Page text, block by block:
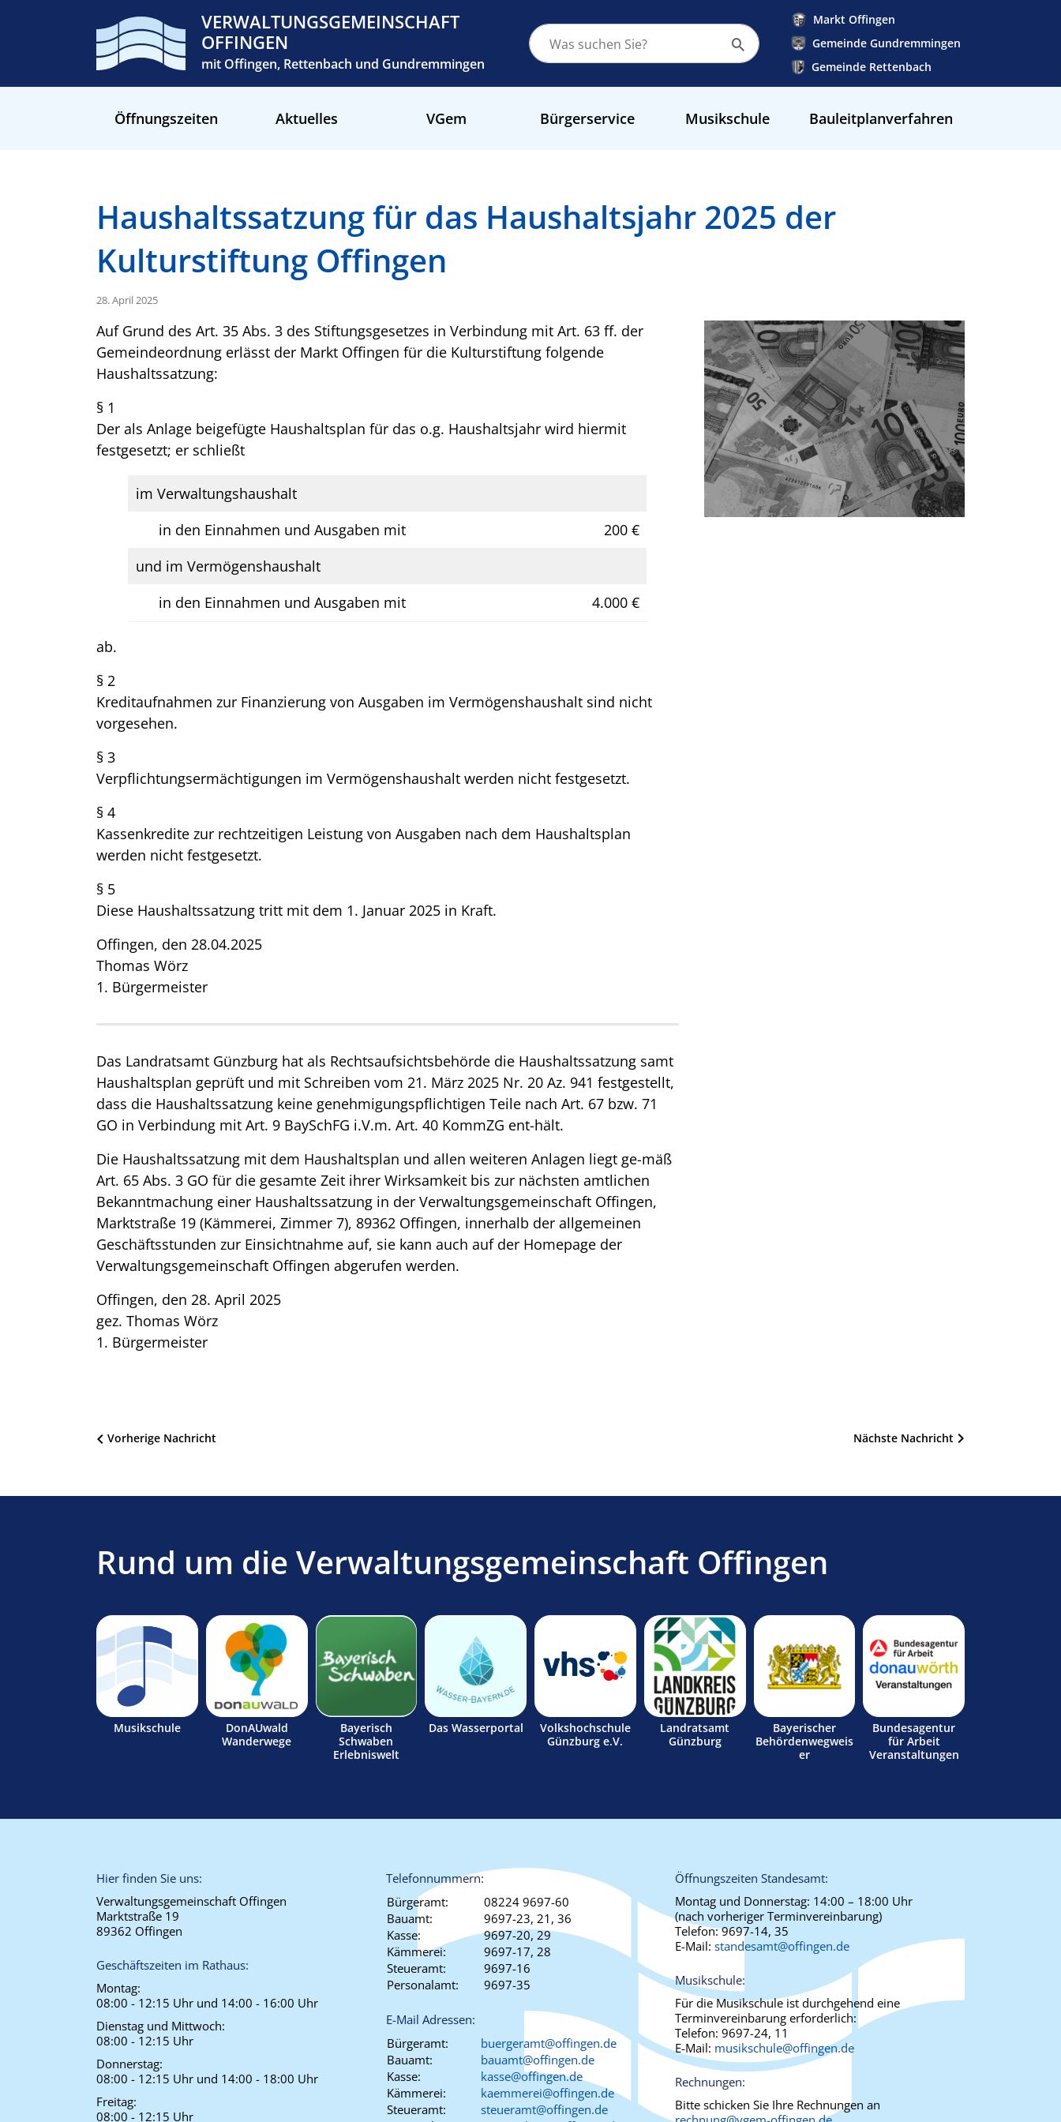
VERWALTUNGSGEMEINSCHAFT
OFFINGEN
mit Offingen, Rettenbach und Gundremmingen
Markt Offingen
Gemeinde Gundremmingen
Gemeinde Rettenbach
Öffnungszeiten Aktuelles VGem Bürgerservice Musikschule Bauleitplanverfahren
Haushaltssatzung für das Haushaltsjahr 2025 der
Kulturstiftung Offingen
28. April 2025
Auf Grund des Art. 35 Abs. 3 des Stiftungsgesetzes in Verbindung mit Art. 63 ff. der
Gemeindeordnung erlässt der Markt Offingen für die Kulturstiftung folgende
Haushaltssatzung:
§ 1
Der als Anlage beigefügte Haushaltsplan für das o.g. Haushaltsjahr wird hiermit
festgesetzt; er schließt
im Verwaltungshaushalt
in den Einnahmen und Ausgaben mit
200 €
und im Vermögenshaushalt
in den Einnahmen und Ausgaben mit
4.000 €
ab.
§ 2
Kreditaufnahmen zur Finanzierung von Ausgaben im Vermögenshaushalt sind nicht
vorgesehen.
§ 3
Verpflichtungsermächtigungen im Vermögenshaushalt werden nicht festgesetzt.
§ 4
Kassenkredite zur rechtzeitigen Leistung von Ausgaben nach dem Haushaltsplan
werden nicht festgesetzt.
§ 5
Diese Haushaltssatzung tritt mit dem 1. Januar 2025 in Kraft.
Offingen, den 28.04.2025
Thomas Wörz
1. Bürgermeister
Das Landratsamt Günzburg hat als Rechtsaufsichtsbehörde die Haushaltssatzung samt
Haushaltsplan geprüft und mit Schreiben vom 21. März 2025 Nr. 20 Az. 941 festgestellt,
dass die Haushaltssatzung keine genehmigungspflichtigen Teile nach Art. 67 bzw. 71
GO in Verbindung mit Art. 9 BaySchFG i.V.m. Art. 40 KommZG ent-hält.
Die Haushaltssatzung mit dem Haushaltsplan und allen weiteren Anlagen liegt ge-mäß
Art. 65 Abs. 3 GO für die gesamte Zeit ihrer Wirksamkeit bis zur nächsten amtlichen
Bekanntmachung einer Haushaltssatzung in der Verwaltungsgemeinschaft Offingen,
Marktstraße 19 (Kämmerei, Zimmer 7), 89362 Offingen, innerhalb der allgemeinen
Geschäftsstunden zur Einsichtnahme auf, sie kann auch auf der Homepage der
Verwaltungsgemeinschaft Offingen abgerufen werden.
Offingen, den 28. April 2025
gez. Thomas Wörz
1. Bürgermeister
Beitragsnavigation Nächste Nachricht
Vorherige Nachricht
Rund um die Verwaltungsgemeinschaft Offingen
Musikschule
DonAUwald
Wanderwege
Bayerisch
Schwaben
Erlebniswelt
Das Wasserportal
Volkshochschule
Günzburg e.V.
Landratsamt
Günzburg
Bayerischer
Behördenwegweis
er
Bundesagentur
für Arbeit
Veranstaltungen
Hier finden Sie uns:
Verwaltungsgemeinschaft Offingen
Marktstraße 19
89362 Offingen
Geschäftszeiten im Rathaus:
Montag:
08:00 - 12:15 Uhr und 14:00 - 16:00 Uhr
Dienstag und Mittwoch:
08:00 - 12:15 Uhr
Donnerstag:
08:00 - 12:15 Uhr und 14:00 - 18:00 Uhr
Freitag:
08:00 - 12:15 Uhr
Telefonnummern:
Bürgeramt:
08224 9697-60
Bauamt:
9697-23, 21, 36
Kasse:
9697-20, 29
Kämmerei:
9697-17, 28
Steueramt:
9697-16
Personalamt:
9697-35
E-Mail Adressen:
Bürgeramt:
buergeramt@offingen.de
Bauamt:
bauamt@offingen.de
Kasse:
kasse@offingen.de
Kämmerei:
kaemmerei@offingen.de
Steueramt:
steueramt@offingen.de
Öffnungszeiten Standesamt:
Montag und Donnerstag: 14:00 – 18:00 Uhr
(nach vorheriger Terminvereinbarung)
Telefon:9697-14, 35
E-Mail:standesamt@offingen.de
Musikschule:
Für die Musikschule ist durchgehend eine
Terminvereinbarung erforderlich:
Telefon:9697-24, 11
E-Mail: musikschule@offingen.de
Rechnungen:
Bitte schicken Sie Ihre Rechnungen an